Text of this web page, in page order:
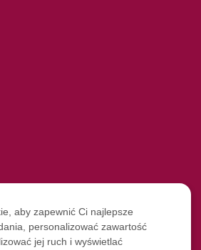
aby zapewnić Ci najlepsze
personalizować zawartość
jej ruch i wyświetlać